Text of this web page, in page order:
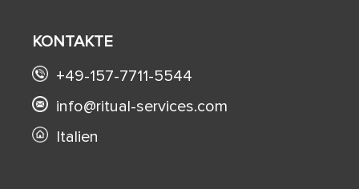
KONTAKTE
+49-157-7711-5544
info@ritual-services.com
Italien